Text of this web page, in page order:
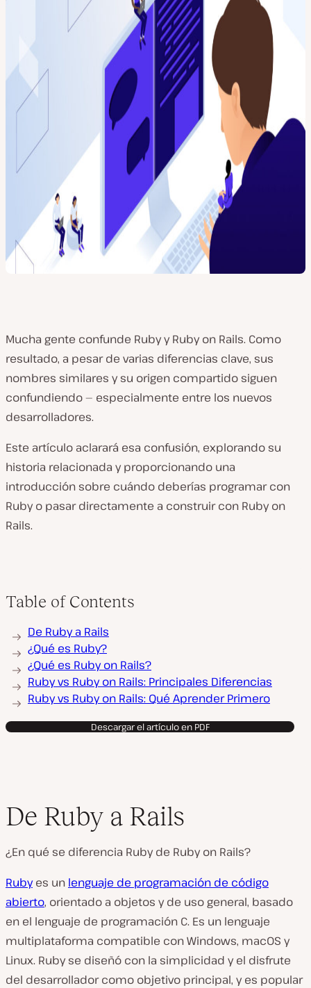
Mucha gente confunde Ruby y Ruby on Rails. Como
resultado, a pesar de varias diferencias clave, sus
nombres similares y su origen compartido siguen
confundiendo — especialmente entre los nuevos
desarrolladores.
Este artículo aclarará esa confusión, explorando su
historia relacionada y proporcionando una
introducción sobre cuándo deberías programar con
Ruby o pasar directamente a construir con Ruby on
Rails.
Table of Contents
De Ruby a Rails
¿Qué es Ruby?
¿Qué es Ruby on Rails?
Ruby vs Ruby on Rails: Principales Diferencias
Ruby vs Ruby on Rails: Qué Aprender Primero
Descargar el artículo en PDF
De Ruby a Rails
¿En qué se diferencia Ruby de Ruby on Rails?
Rubyes un lenguaje de programación de código
abierto, orientado a objetos y de uso general, basado
en el lenguaje de programación C. Es un lenguaje
multiplataforma compatible con Windows, macOS y
Linux. Ruby se diseñó con la simplicidad y el disfrute
del desarrollador como objetivo principal, y es popular